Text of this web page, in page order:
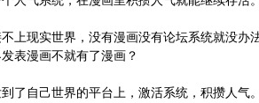
上现实世界，没有漫画没有论坛系统就没办
表漫画不就有了漫画？
了自己世界的平台上，激活系统，积攒人气。